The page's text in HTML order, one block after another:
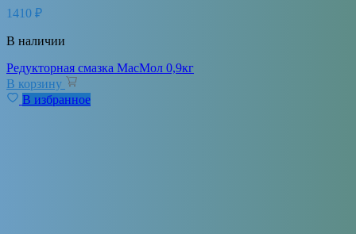
1410 ₽
В наличии
Редукторная смазка МасМол 0,9кг
В корзину
В избранное